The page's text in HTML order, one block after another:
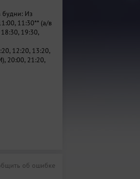
будни: Из
11:30** (а/в
19:30,
12:20, 13:20,
20:00, 21:20,
об ошибке